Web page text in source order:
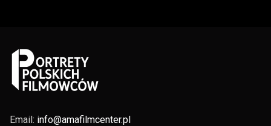
Email: info@amafilmcenter.pl